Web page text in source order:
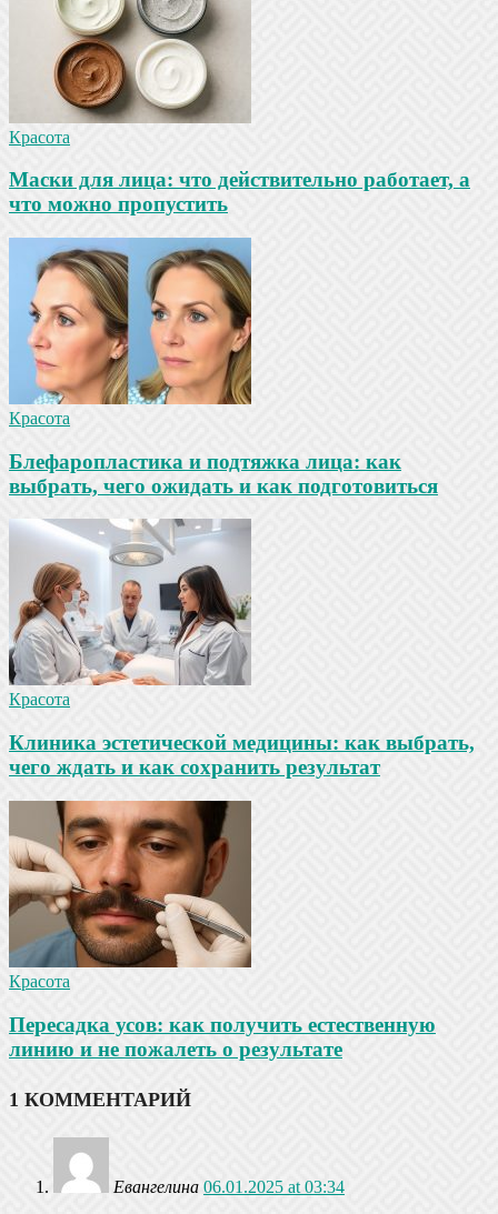
Красота
Маски для лица: что действительно работает, а
что можно пропустить
Красота
Блефаропластика и подтяжка лица: как
выбрать, чего ожидать и как подготовиться
Красота
Клиника эстетической медицины: как выбрать,
чего ждать и как сохранить результат
Красота
Пересадка усов: как получить естественную
линию и не пожалеть о результате
1 КОММЕНТАРИЙ
Евангелина 06.01.2025 at 03:34